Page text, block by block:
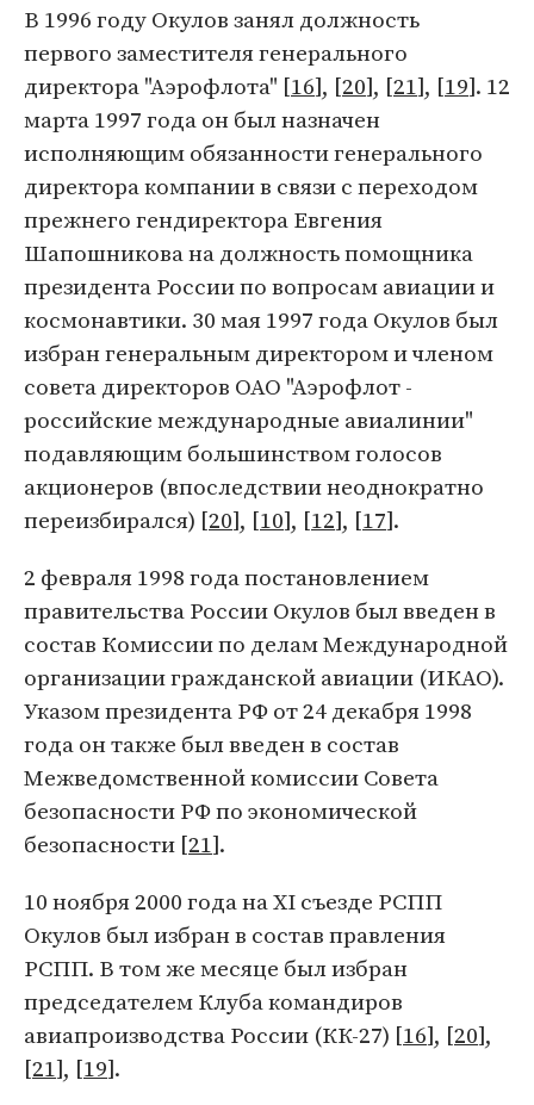
В 1996 году Окулов занял должность
первого заместителя генерального
директора "Аэрофлота" [16], [20], [21], [19]. 12
марта 1997 года он был назначен
исполняющим обязанности генерального
директора компании в связи с переходом
прежнего гендиректора Евгения
Шапошникова на должность помощника
президента России по вопросам авиации и
космонавтики. 30 мая 1997 года Окулов был
избран генеральным директором и членом
совета директоров ОАО "Аэрофлот -
российские международные авиалинии"
подавляющим большинством голосов
акционеров (впоследствии неоднократно
переизбирался) [20], [10], [12], [17].
2 февраля 1998 года постановлением
правительства России Окулов был введен в
состав Комиссии по делам Международной
организации гражданской авиации (ИКАО).
Указом президента РФ от 24 декабря 1998
года он также был введен в состав
Межведомственной комиссии Совета
безопасности РФ по экономической
безопасности [21].
10 ноября 2000 года на XI съезде РСПП
Окулов был избран в состав правления
РСПП. В том же месяце был избран
председателем Клуба командиров
авиапроизводства России (КК-27) [16], [20],
[21], [19].